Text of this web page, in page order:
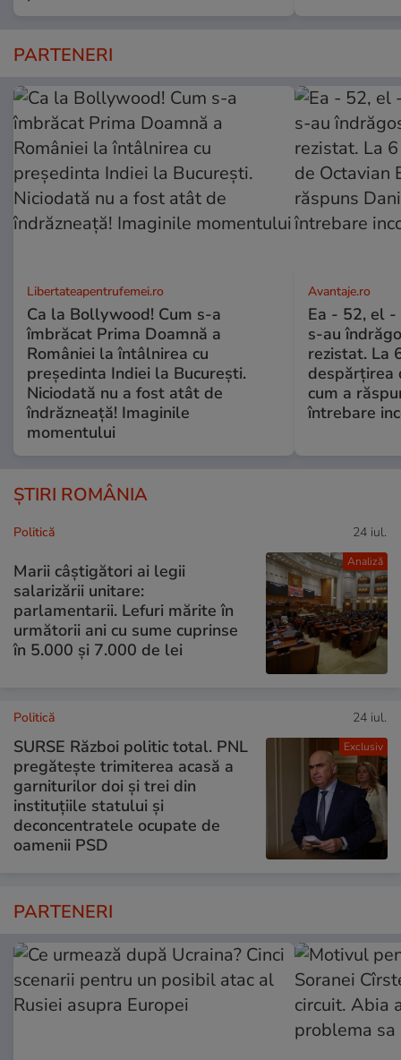
PARTENERI
Libertateapentrufemei.ro
Ca la Bollywood! Cum s-a
îmbrăcat Prima Doamnă a
României la întâlnirea cu
președinta Indiei la București.
Niciodată nu a fost atât de
îndrăzneață! Imaginile
momentului
Avantaje.ro
Ea - 52, el -
s-au
rezistat. La
despărțirea
cum a
întrebare
ȘTIRI ROMÂNIA
Analiză
Politică 24 iul.
Marii câștigători ai legii
salarizării unitare:
parlamentarii. Lefuri mărite în
următorii ani cu sume cuprinse
în 5.000 și 7.000 de lei
Exclusiv
Politică 24 iul.
SURSE Război politic total. PNL
pregătește trimiterea acasă a
garniturilor doi și trei din
instituțiile statului și
deconcentratele ocupate de
oamenii PSD
PARTENERI